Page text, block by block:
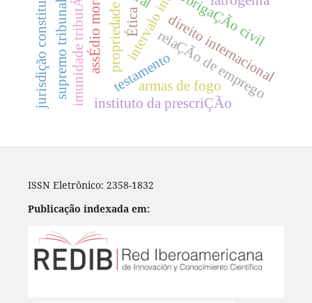
assÉdio moral direito internacional
relaÇÃo de emprego
obrigaÇÃo civil
testamento
imunidade tributÁria instituto da prescriÇÃo
jurisdição constitucional propriedade
armas de fogo
Ética
ISSN Eletrônico: 2358-1832
Publicação indexada em: